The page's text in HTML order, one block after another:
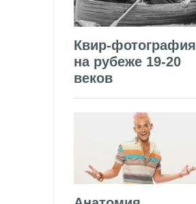
Квир-фотография
на рубеже 19-20
веков